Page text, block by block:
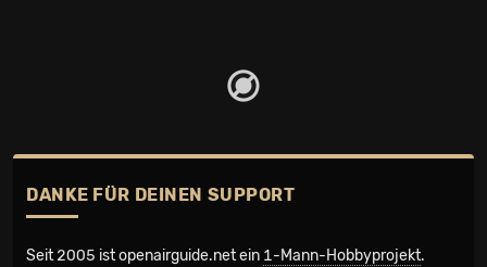
DANKE FÜR DEINEN SUPPORT
Seit 2005 ist openairguide.net ein 1-Mann-Hobbyprojekt.